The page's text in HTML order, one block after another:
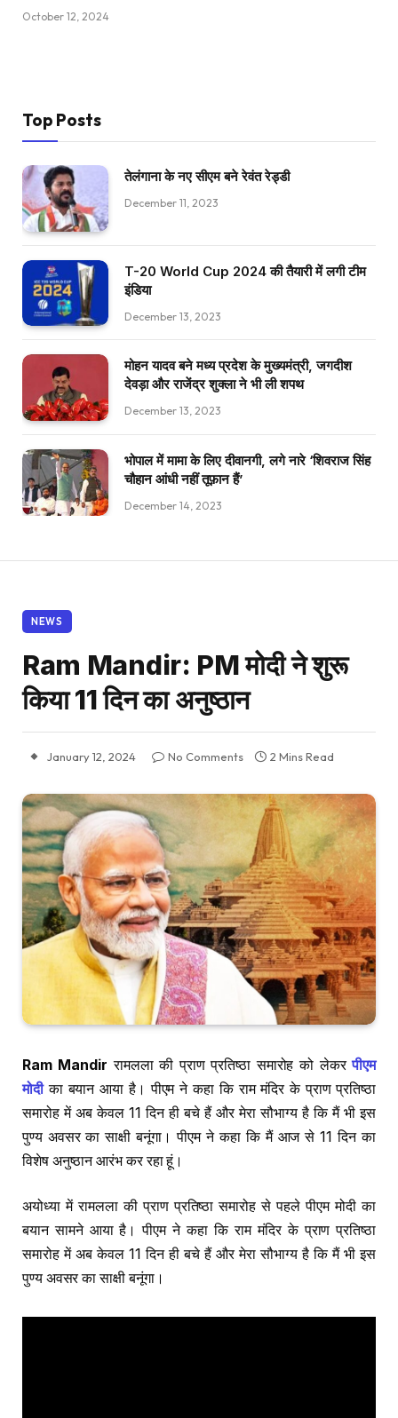
October 12, 2024
Top Posts
तेलंगाना के नए सीएम बने रेवंत रेड्डी
December 11, 2023
T-20 World Cup 2024 की तैयारी में लगी टीम
इंडिया
December 13, 2023
मोहन यादव बने मध्य प्रदेश के मुख्यमंत्री, जगदीश
देवड़ा और राजेंद्र शुक्ला ने भी ली शपथ
December 13, 2023
भोपाल में मामा के लिए दीवानगी, लगे नारे ‘शिवराज सिंह
चौहान आंधी नहीं तूफ़ान हैं’
December 14, 2023
NEWS
Ram Mandir: PM मोदी ने शुरू
किया 11 दिन का अनुष्ठान
January 12, 2024 No Comments 2 Mins Read
Ram Mandir रामलला की प्राण प्रतिष्ठा समारोह को लेकरपीएम
मोदी का बयान आया है। पीएम ने कहा कि राम मंदिर के प्राण प्रतिष्ठा
समारोह में अब केवल 11 दिन ही बचे हैं और मेरा सौभाग्य है कि मैं भी इस
पुण्य अवसर का साक्षी बनूंगा। पीएम ने कहा कि मैं आज से 11 दिन का
विशेष अनुष्ठान आरंभ कर रहा हूं।
अयोध्या में रामलला की प्राण प्रतिष्ठा समारोह से पहले पीएम मोदी का
बयान सामने आया है। पीएम ने कहा कि राम मंदिर के प्राण प्रतिष्ठा
समारोह में अब केवल 11 दिन ही बचे हैं और मेरा सौभाग्य है कि मैं भी इस
पुण्य अवसर का साक्षी बनूंगा।